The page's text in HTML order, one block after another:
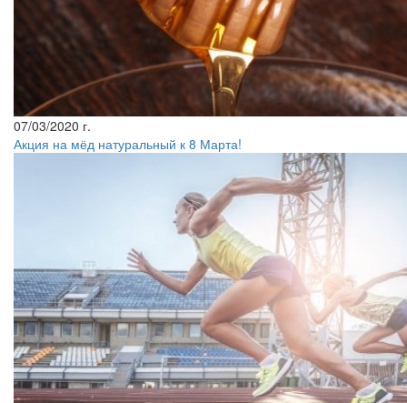
07/03/2020 г.
Акция на мёд натуральный к 8 Марта!